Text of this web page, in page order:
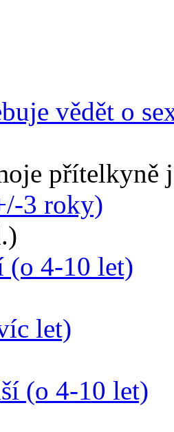
vědět o
přítelkyně
3 roky)
(o 4-10 let)
let)
(o 4-10 let)